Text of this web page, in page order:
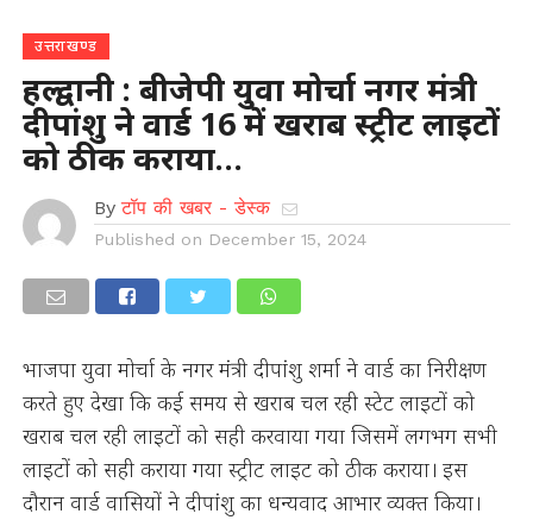
उत्तराखण्ड
हल्द्वानी : बीजेपी युवा मोर्चा नगर मंत्री
दीपांशु ने वार्ड 16 में खराब स्ट्रीट लाइटों
को ठीक कराया…
By टॉप की खबर - डेस्क
Published on December 15, 2024
भाजपा युवा मोर्चा के नगर मंत्री दीपांशु शर्मा ने वार्ड का निरीक्षण
करते हुए देखा कि कई समय से खराब चल रही स्टेट लाइटों को
खराब चल रही लाइटों को सही करवाया गया जिसमें लगभग सभी
लाइटों को सही कराया गया स्ट्रीट लाइट को ठीक कराया। इस
दौरान वार्ड वासियों ने दीपांशु का धन्यवाद आभार व्यक्त किया।